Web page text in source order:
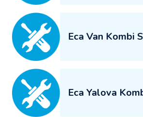
Eca Van Kombi
Eca Yalova